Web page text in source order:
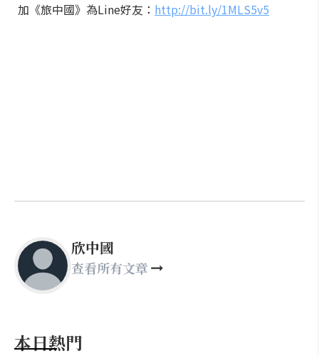
加《旅中國》為Line好友： http://bit.ly/1MLS5v5
欣中國
查看所有文章
本日熱門